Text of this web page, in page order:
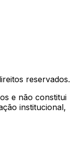
reservados.
e não constitui
institucional,